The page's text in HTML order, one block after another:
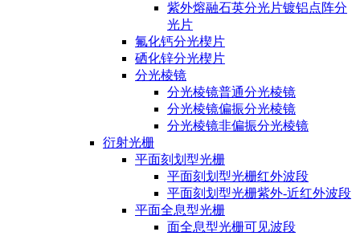
紫外熔融石英分光片镀铝点阵分
光片
氟化钙分光楔片
硒化锌分光楔片
分光棱镜
分光棱镜普通分光棱镜
分光棱镜偏振分光棱镜
分光棱镜非偏振分光棱镜
衍射光栅
平面刻划型光栅
平面刻划型光栅红外波段
平面刻划型光栅紫外-近红外波段
平面全息型光栅
面全息型光栅可见波段